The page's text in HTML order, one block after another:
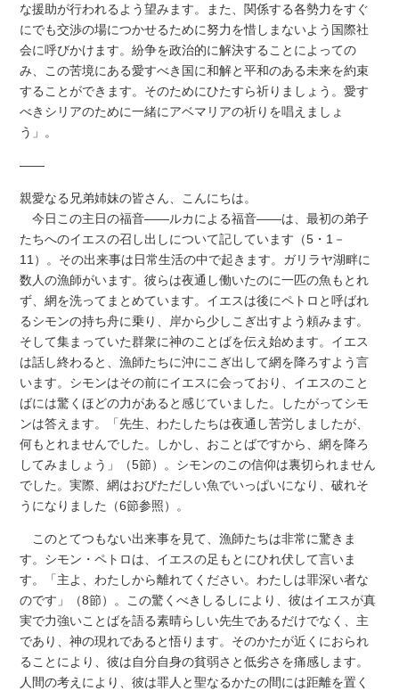
な援助が行われるよう望みます。また、関係する各勢力をすぐ
にでも交渉の場につかせるために努力を惜しまないよう国際社
会に呼びかけます。紛争を政治的に解決することによっての
み、この苦境にある愛すべき国に和解と平和のある未来を約束
することができます。そのためにひたすら祈りましょう。愛す
べきシリアのために一緒にアベマリアの祈りを唱えましょ
う」。
――
親愛なる兄弟姉妹の皆さん、こんにちは。
今日この主日の福音――ルカによる福音――は、最初の弟子
たちへのイエスの召し出しについて記しています（5・1－
11）。その出来事は日常生活の中で起きます。ガリラヤ湖畔に
数人の漁師がいます。彼らは夜通し働いたのに一匹の魚もとれ
ず、網を洗ってまとめています。イエスは後にペトロと呼ばれ
るシモンの持ち舟に乗り、岸から少しこぎ出すよう頼みます。
そして集まっていた群衆に神のことばを伝え始めます。イエス
は話し終わると、漁師たちに沖にこぎ出して網を降ろすよう言
います。シモンはその前にイエスに会っており、イエスのこと
ばには驚くほどの力があると感じていました。したがってシモ
ンは答えます。「先生、わたしたちは夜通し苦労しましたが、
何もとれませんでした。しかし、おことばですから、網を降ろ
してみましょう」（5節）。シモンのこの信仰は裏切られません
でした。実際、網はおびただしい魚でいっぱいになり、破れそ
うになりました（6節参照）。
このとてつもない出来事を見て、漁師たちは非常に驚きま
す。シモン・ペトロは、イエスの足もとにひれ伏して言いま
す。「主よ、わたしから離れてください。わたしは罪深い者な
のです」（8節）。この驚くべきしるしにより、彼はイエスが真
実で力強いことばを語る素晴らしい先生であるだけでなく、主
であり、神の現れであると悟ります。そのかたが近くにおられ
ることにより、彼は自分自身の貧弱さと低劣さを痛感します。
人間の考えにより、彼は罪人と聖なるかたの間には距離を置く